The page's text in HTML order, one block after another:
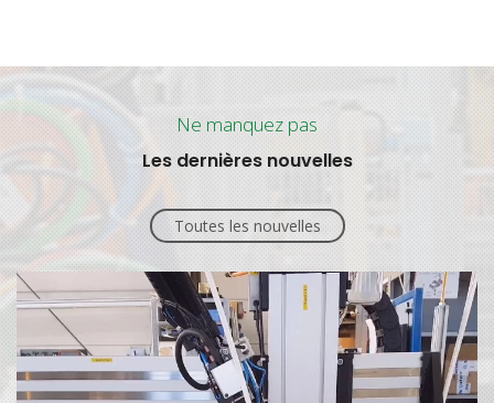
Ne manquez pas
Les dernières nouvelles
Toutes les nouvelles